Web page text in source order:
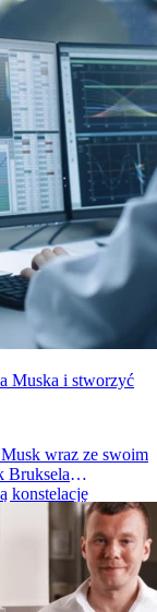
Muska i stworzyć
Musk wraz ze swoim
Bruksela
konstelację
własny,
miliardami,
mieć pierwsze